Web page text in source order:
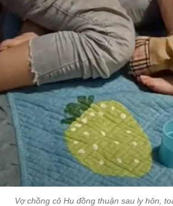
Vợ chồng cô Hu đồng thuận sau ly hôn,